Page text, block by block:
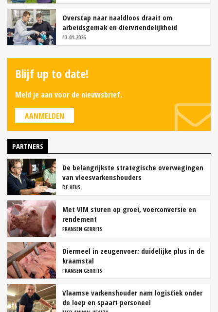
Overstap naar naaldloos draait om
arbeidsgemak en diervriendelijkheid
13-01-2026
Blijf up to date!
Meld je aan voor de nieuwsbrief.
AANMELDEN
PARTNERS
De belangrijkste strategische overwegingen
van vleesvarkenshouders
DE HEUS
Met VIM sturen op groei, voerconversie en
rendement
FRANSEN GERRITS
Diermeel in zeugenvoer: duidelijke plus in de
kraamstal
FRANSEN GERRITS
Vlaamse varkenshouder nam logistiek onder
de loep en spaart personeel